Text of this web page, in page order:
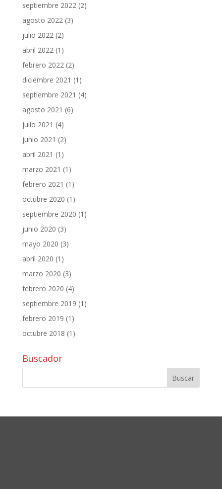
septiembre 2022(2)
agosto 2022(3)
julio 2022(2)
abril 2022(1)
febrero 2022(2)
diciembre 2021 (1)
septiembre 2021 (4)
agosto 2021 (6)
julio 2021 (4)
junio 2021 (2)
abril 2021 (1)
marzo 2021 (1)
febrero 2021 (1)
octubre 2020 (1)
septiembre 2020 (1)
junio 2020 (3)
mayo 2020 (3)
abril 2020 (1)
marzo 2020 (3)
febrero 2020 (4)
septiembre 2019 (1)
febrero 2019 (1)
octubre 2018 (1)
Buscador